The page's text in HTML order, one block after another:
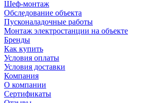
Шеф-монтаж
Обследование объекта
Пусконаладочные работы
Монтаж электростанции на объекте
Бренды
Как купить
Условия оплаты
Условия доставки
Компания
О компании
Сертификаты